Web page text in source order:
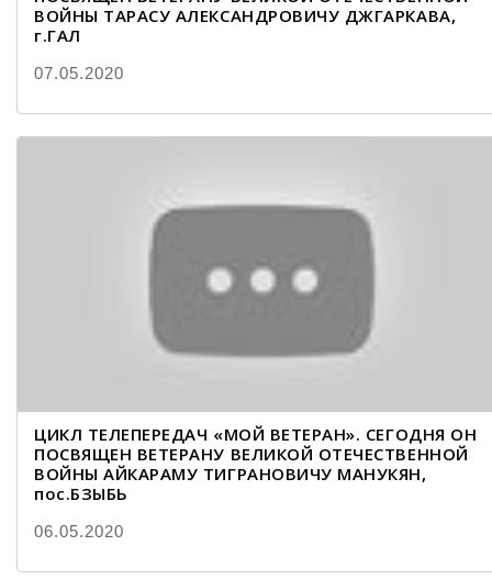
ВОЙНЫ ТАРАСУ АЛЕКСАНДРОВИЧУ ДЖГАРКАВА,
г.ГАЛ
07.05.2020
ЦИКЛ ТЕЛЕПЕРЕДАЧ «МОЙ ВЕТЕРАН». СЕГОДНЯ ОН
ПОСВЯЩЕН ВЕТЕРАНУ ВЕЛИКОЙ ОТЕЧЕСТВЕННОЙ
ВОЙНЫ АЙКАРАМУ ТИГРАНОВИЧУ МАНУКЯН,
пос.БЗЫБЬ
06.05.2020